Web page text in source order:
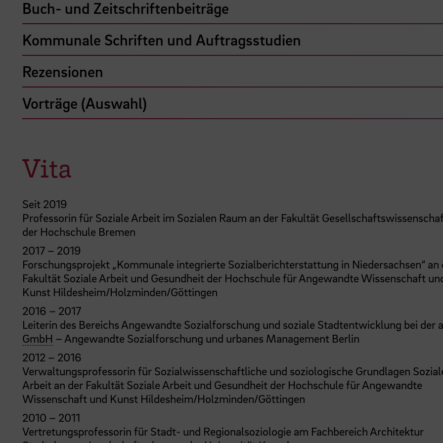
Buch- und Zeitschriftenbeiträge
Kommunale Schriften und Auftragsstudien
Rezensionen
Vorträge (Auswahl)
Vita
Seit 2019
Professorin für Soziale Arbeit im Sozialen Raum an der Fakultät
der Hochschule Bremen
2017 – 2019
Forschungsprojekt „Kommunale integrierte Sozialberichterstattung in Niedersachsen“ an
Fakultät Soziale Arbeit und Gesundheit der Hochschule für Angewandte Wissenschaft
Kunst Hildesheim/Holzminden/Göttingen
2016 – 2017
Leiterin des Bereichs Angewandte Sozialforschung und soziale Stadtentwicklung bei der
GmbH – Angewandte Sozialforschung und urbanes Management Berlin
2012 – 2016
Verwaltungsprofessorin für Sozialwissenschaftliche und soziologische Grundlagen
Arbeit an der Fakultät Soziale Arbeit und Gesundheit der Hochschule für Angewandte
Wissenschaft und Kunst Hildesheim/Holzminden/Göttingen
2010 – 2011
Vertretungsprofessorin für Stadt- und Regionalsoziologie am Fachbereich Architektur